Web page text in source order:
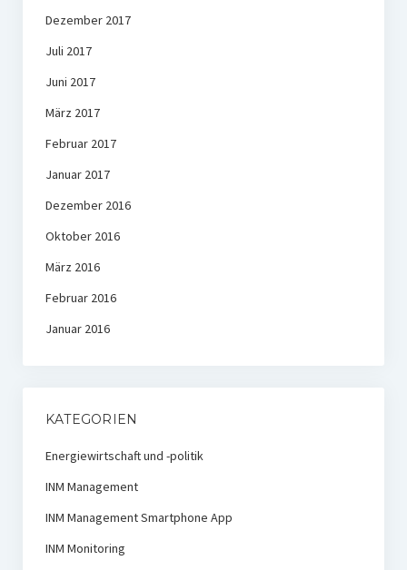
Dezember 2017
Juli 2017
Juni 2017
März 2017
Februar 2017
Januar 2017
Dezember 2016
Oktober 2016
März 2016
Februar 2016
Januar 2016
KATEGORIEN
Energiewirtschaft und -politik
INM Management
INM Management Smartphone App
INM Monitoring